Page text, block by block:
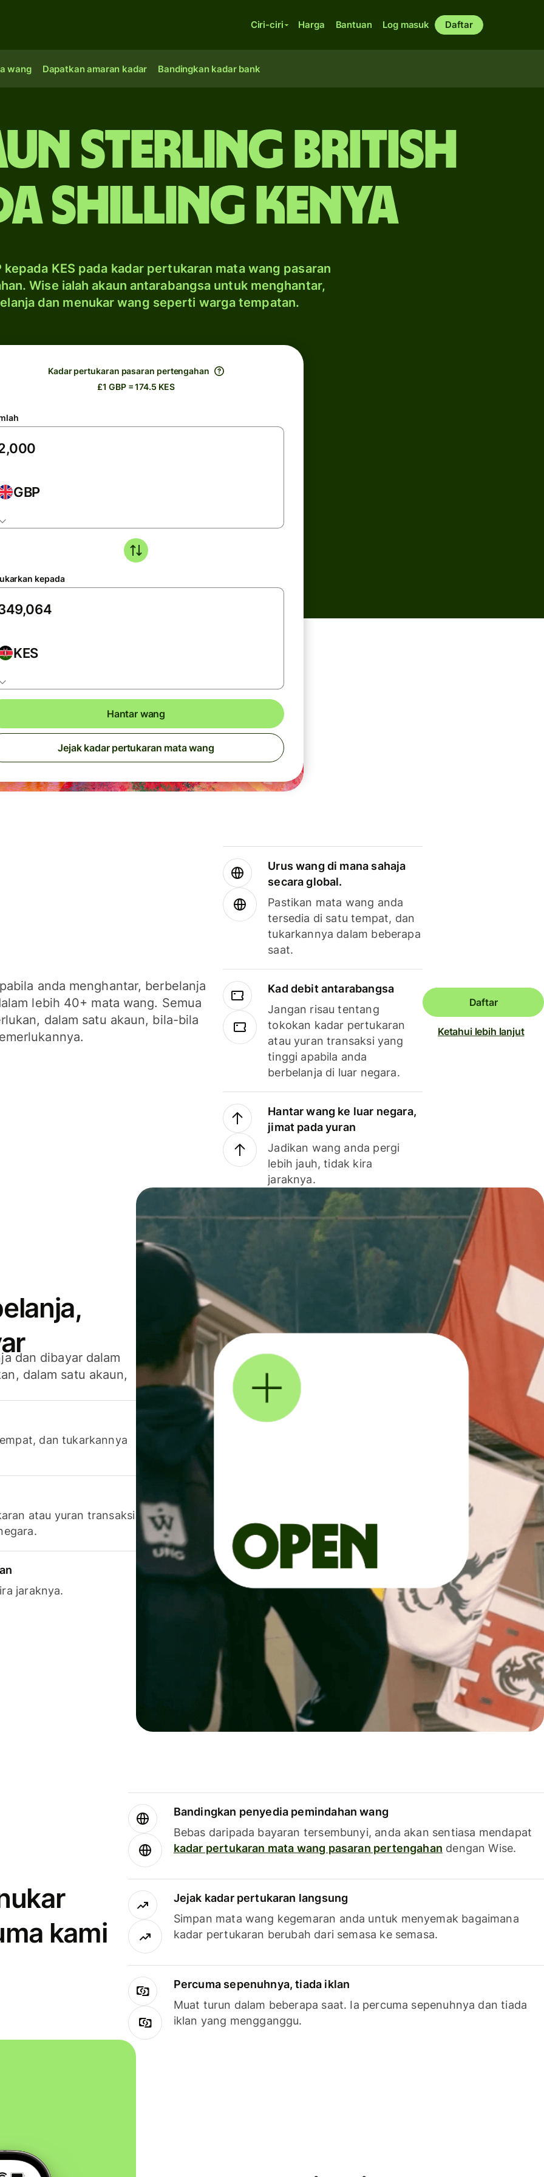
Ciri-ciri Harga Bantuan Log masuk Daftar
wang Dapatkan amaran kadar Bandingkan kadar bank
sterling British
shilling Kenya
kepada KES pada kadar pertukaran mata wang pasaran
Wise ialah akaun antarabangsa untuk menghantar,
dan menukar wang seperti warga tempatan.
Kadar pertukaran pasaran pertengahan
£1 GBP = 174.5 KES
GBP
kepada
KES
Hantar wang
Jejak kadar pertukaran mata wang
anda menghantar, berbelanja
lebih 40+ mata wang. Semua
dalam satu akaun, bila-bila
Urus wang di mana sahaja
secara global.
Pastikan mata wang anda
tersedia di satu tempat, dan
tukarkannya dalam beberapa
saat.
Kad debit antarabangsa
Jangan risau tentang
tokokan kadar pertukaran
atau yuran transaksi yang
tinggi apabila anda
berbelanja di luar negara.
Hantar wang ke luar negara,
jimat pada yuran
Jadikan wang anda pergi
lebih jauh, tidak kira
jaraknya.
Daftar
Ketahui lebih lanjut
dan dibayar dalam
dalam satu akaun,
dan tukarkannya
atau yuran transaksi
jaraknya.
kami
Bandingkan penyedia pemindahan wang
Bebas daripada bayaran tersembunyi, anda akan sentiasa mendapat
kadar pertukaran mata wang pasaran pertengahan dengan Wise.
Jejak kadar pertukaran langsung
Simpan mata wang kegemaran anda untuk menyemak bagaimana
kadar pertukaran berubah dari semasa ke semasa.
Percuma sepenuhnya, tiada iklan
Muat turun dalam beberapa saat. Ia percuma sepenuhnya dan tiada
iklan yang mengganggu.